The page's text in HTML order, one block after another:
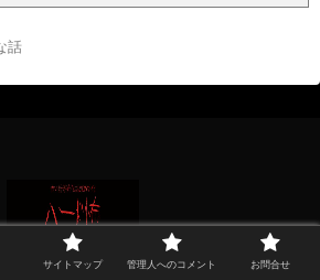
話
利用規約
サイトマップ 管理人へのコメント お問合せ